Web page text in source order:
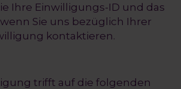
Ihre Einwilligungs-ID und das
Sie uns bezüglich Ihrer
kontaktieren.
trifft auf die folgenden